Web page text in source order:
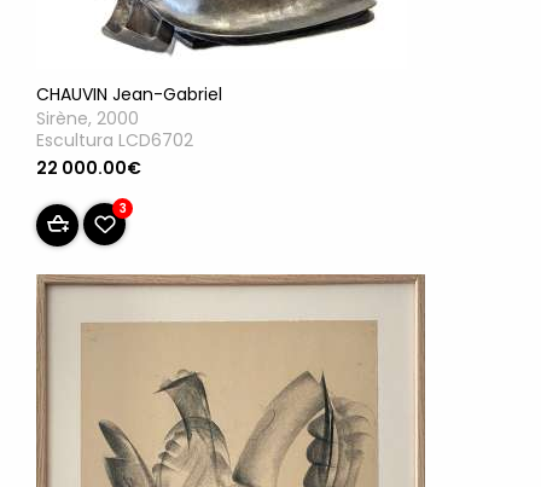
CHAUVIN Jean-Gabriel
Sirène, 2000
Escultura LCD6702
22 000.00€
3